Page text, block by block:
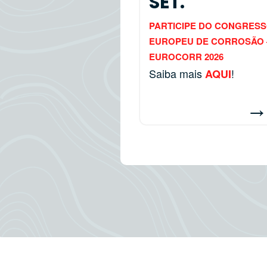
PARTICIPE DO
EUROPEU DE CORROSÃO
EUROCORR 2026
Saiba maisAQUI!
→